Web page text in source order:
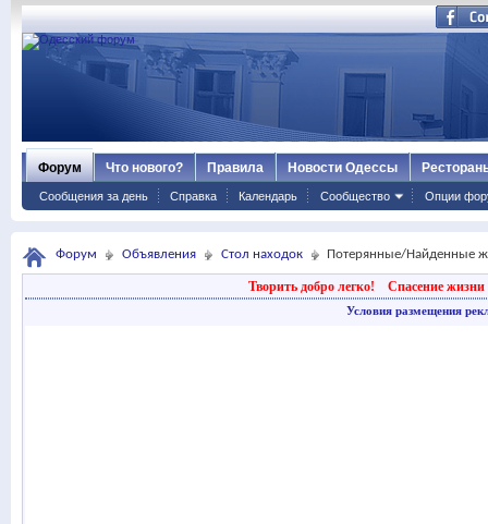
Форум
Сообщения за день Справка Календарь Сообщество Опции
Что нового? Правила Новости Одессы
Форум Объявления Стол находок Потерянные/Найденные
Творить добро легко! Спасение жизни
Условия размещения